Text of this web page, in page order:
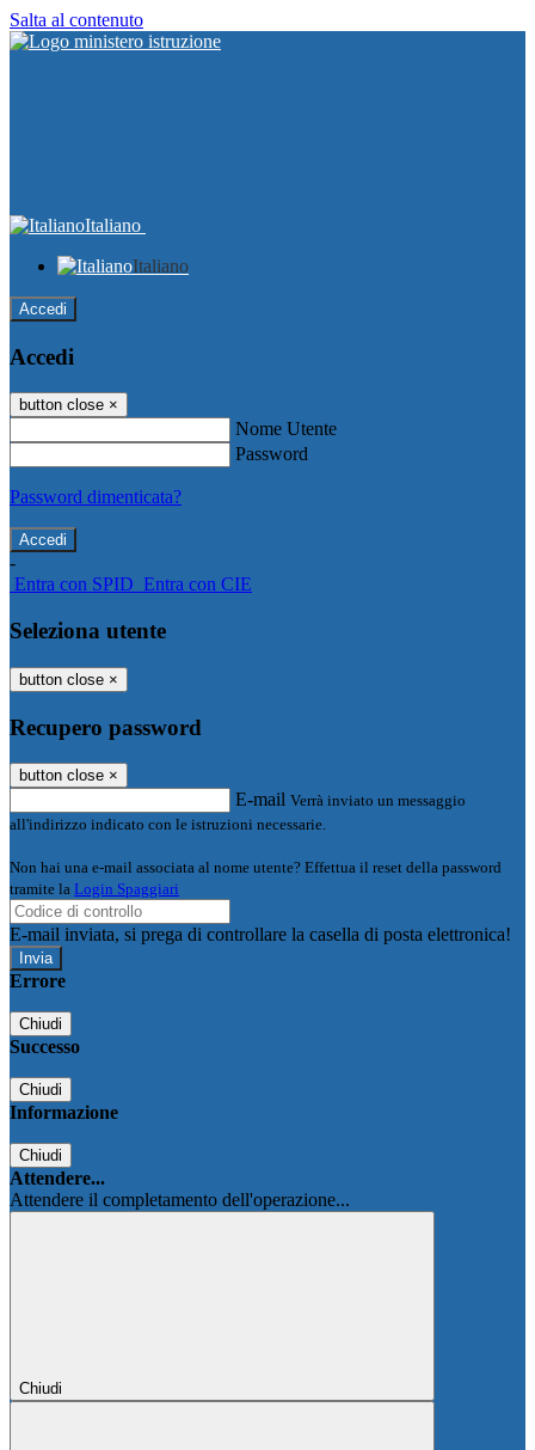
Salta al contenuto
Italiano
Italiano
Accedi
Accedi
button close ×
Nome Utente
Password
Password dimenticata?
-
Entra con SPID Entra con CIE
Seleziona utente
button close ×
Recupero password
button close ×
E-mail Verrà inviato un messaggio
all'indirizzo indicato con le istruzioni necessarie.
Non hai una e-mail associata al nome utente? Effettua il reset della password
tramite la Login Spaggiari
E-mail inviata, si prega di controllare la casella di posta elettronica!
Errore
Chiudi
Successo
Chiudi
Informazione
Chiudi
Attendere...
Attendere il completamento dell'operazione...
Chiudi